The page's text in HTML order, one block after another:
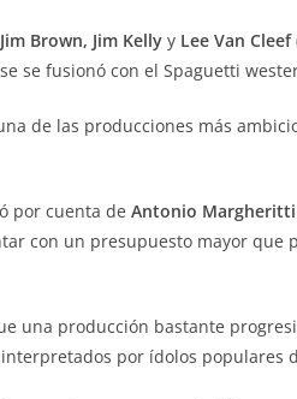
Brown, Jim Kelly y Lee Van Cleef
se fusionó con el Spaguetti
de las producciones más
por cuenta de Antonio Margheritti
con un presupuesto mayor
una producción bastante
por ídolos populares